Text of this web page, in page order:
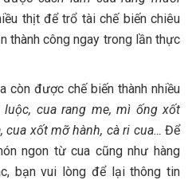
thịt để trổ tài chế biến chiêu
thành công ngay trong lần thực
còn được chế biến thành nhiều
luộc, cua rang me, mì ống xốt
cua xốt mỡ hành, cà ri cua… Để
ngon từ cua cũng như hàng
bạn vui lòng để lại thông tin